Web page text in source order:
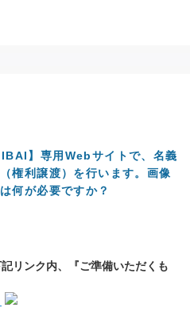
】専用Webサイトで、名義
権利譲渡）を行います。画像
何が必要ですか？
リンク内、『ご準備いただくも